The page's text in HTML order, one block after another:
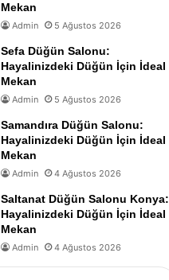
Mekan
Admin 5 Ağustos 2026
Sefa Düğün Salonu:
Hayalinizdeki Düğün İçin İdeal
Mekan
Admin 5 Ağustos 2026
Samandıra Düğün Salonu:
Hayalinizdeki Düğün İçin İdeal
Mekan
Admin 4 Ağustos 2026
Saltanat Düğün Salonu Konya:
Hayalinizdeki Düğün İçin İdeal
Mekan
Admin 4 Ağustos 2026